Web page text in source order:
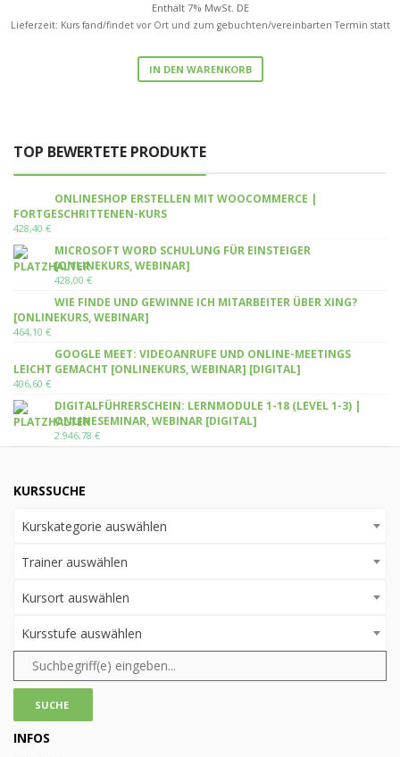
Enthält 7% MwSt. DE
Lieferzeit: Kurs fand/findet vor Ort und zum gebuchten/vereinbarten Termin statt
IN DEN WARENKORB
TOP BEWERTETE PRODUKTE
ONLINESHOP ERSTELLEN MIT WOOCOMMERCE |
FORTGESCHRITTENEN-KURS
428,40 €
MICROSOFT WORD SCHULUNG FÜR EINSTEIGER
[ONLINEKURS, WEBINAR]
428,00 €
WIE FINDE UND GEWINNE ICH MITARBEITER ÜBER XING?
[ONLINEKURS, WEBINAR]
464,10 €
GOOGLE MEET: VIDEOANRUFE UND ONLINE-MEETINGS
LEICHT GEMACHT [ONLINEKURS, WEBINAR] [DIGITAL]
406,60 €
DIGITALFÜHRERSCHEIN: LERNMODULE 1-18 (LEVEL 1-3) |
ONLINESEMINAR, WEBINAR [DIGITAL]
2.946,78 €
KURSSUCHE
Kurskategorie auswählen
Trainer auswählen
Kursort auswählen
Kursstufe auswählen
INFOS